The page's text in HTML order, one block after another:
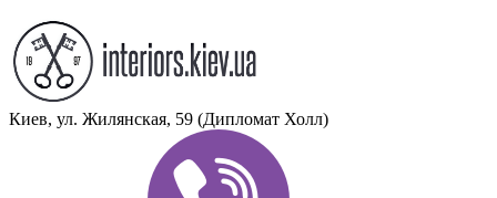
Киев, ул. Жилянская, 59 (Дипломат Холл)